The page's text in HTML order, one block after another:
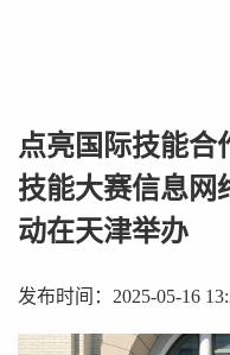
点亮国际技能合
技能大赛信息网
动在天津举办
发布时间：2025-05-16